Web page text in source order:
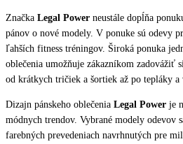
Značka Legal Power neustále dopĺňa
pánov o nové modely. V ponuke sú odevy
ľahších fitness tréningov. Široká ponuka
oblečenia umožňuje zákazníkom zadovážiť
od krátkych tričiek a šortiek až po tepláky a
Dizajn pánskeho oblečenia Legal Power je
módnych trendov. Vybrané modely odevov
farebných prevedeniach navrhnutých pre